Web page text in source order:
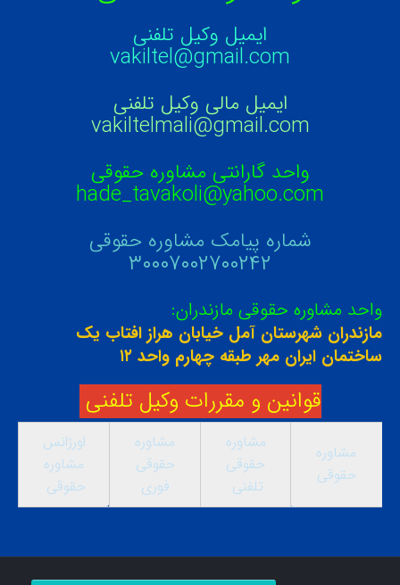
ایمیل وکیل تلفنی
vakiltel@gmail.com
ایمیل مالی وکیل تلفنی
vakiltelmali@gmail.com
واحد گارانتی مشاوره حقوقی
hade_tavakoli@yahoo.com
شماره پیامک مشاوره حقوقی
۳۰۰۰۷۰۰۲۷۰۰۲۴۲
واحد مشاوره حقوقی مازندران:
مازندران شهرستان آمل خیابان هراز افتاب یک
ساختمان ایران مهر طبقه چهارم واحد ۱۲
قوانین و مقررات وکیل تلفنی
مشاوره
حقوقی
مشاوره
حقوقی
تلفنی
مشاوره
حقوقی
فوری
اورژانس
مشاوره
حقوقی